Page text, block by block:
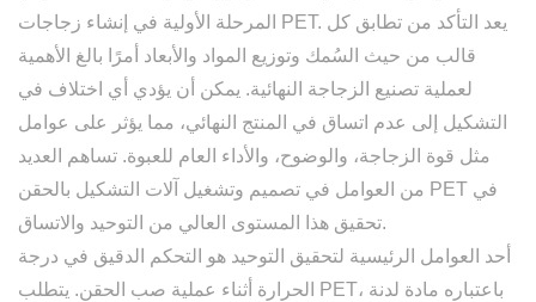
المرحلة الأولية في إنشاء زجاجات PET. يعد التأكد من تطابق كل
قالب من حيث السُمك وتوزيع المواد والأبعاد أمرًا بالغ الأهمية
لعملية تصنيع الزجاجة النهائية. يمكن أن يؤدي أي اختلاف في
التشكيل إلى عدم اتساق في المنتج النهائي، مما يؤثر على عوامل
مثل قوة الزجاجة، والوضوح، والأداء العام للعبوة. تساهم العديد
من العوامل في تصميم وتشغيل آلات التشكيل بالحقن PET في
تحقيق هذا المستوى العالي من التوحيد والاتساق.
أحد العوامل الرئيسية لتحقيق التوحيد هو التحكم الدقيق في درجة
الحرارة أثناء عملية صب الحقن. يتطلب PET، باعتباره مادة لدنة